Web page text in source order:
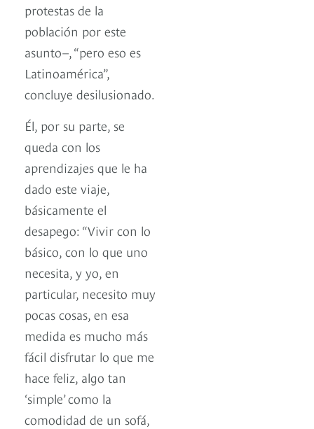
protestas de la
población por este
asunto–, “pero eso es
Latinoamérica”,
concluye desilusionado.
Él, por su parte, se
queda con los
aprendizajes que le ha
dado este viaje,
básicamente el
desapego: “Vivir con lo
básico, con lo que uno
necesita, y yo, en
particular, necesito muy
pocas cosas, en esa
medida es mucho más
fácil disfrutar lo que me
hace feliz, algo tan
‘simple’ como la
comodidad de un sofá,